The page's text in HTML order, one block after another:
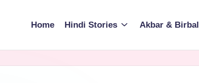
Home Hindi Stories Akbar & Birbal